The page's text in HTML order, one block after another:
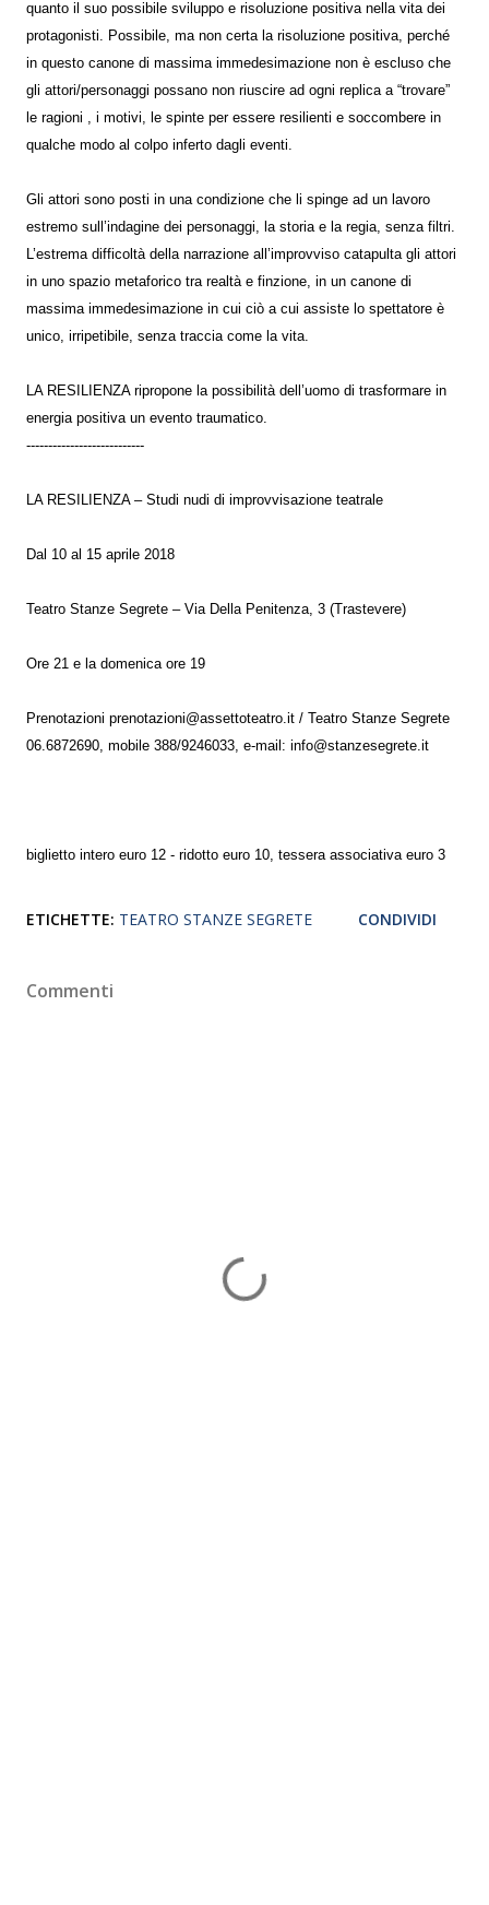
quanto il suo possibile sviluppo e risoluzione positiva nella vita dei
protagonisti. Possibile, ma non certa la risoluzione positiva, perché
in questo canone di massima immedesimazione non è escluso che
gli attori/personaggi possano non riuscire ad ogni replica a “trovare”
le ragioni , i motivi, le spinte per essere resilienti e soccombere in
qualche modo al colpo inferto dagli eventi.
Gli attori sono posti in una condizione che li spinge ad un lavoro
estremo sull’indagine dei personaggi, la storia e la regia, senza filtri.
L’estrema difficoltà della narrazione all’improvviso catapulta gli attori
in uno spazio metaforico tra realtà e finzione, in un canone di
massima immedesimazione in cui ciò a cui assiste lo spettatore è
unico, irripetibile, senza traccia come la vita.
LA RESILIENZA ripropone la possibilità dell’uomo di trasformare in
energia positiva un evento traumatico.
---------------------------
LA RESILIENZA – Studi nudi di improvvisazione teatrale
Dal 10 al 15 aprile 2018
Teatro Stanze Segrete – Via Della Penitenza, 3 (Trastevere)
Ore 21 e la domenica ore 19
Prenotazioni prenotazioni@assettoteatro.it / Teatro Stanze Segrete
06.6872690, mobile 388/9246033, e-mail: info@stanzesegrete.it
biglietto intero euro 12 - ridotto euro 10, tessera associativa euro 3
ETICHETTE: TEATRO STANZE SEGRETE CONDIVIDI
Commenti